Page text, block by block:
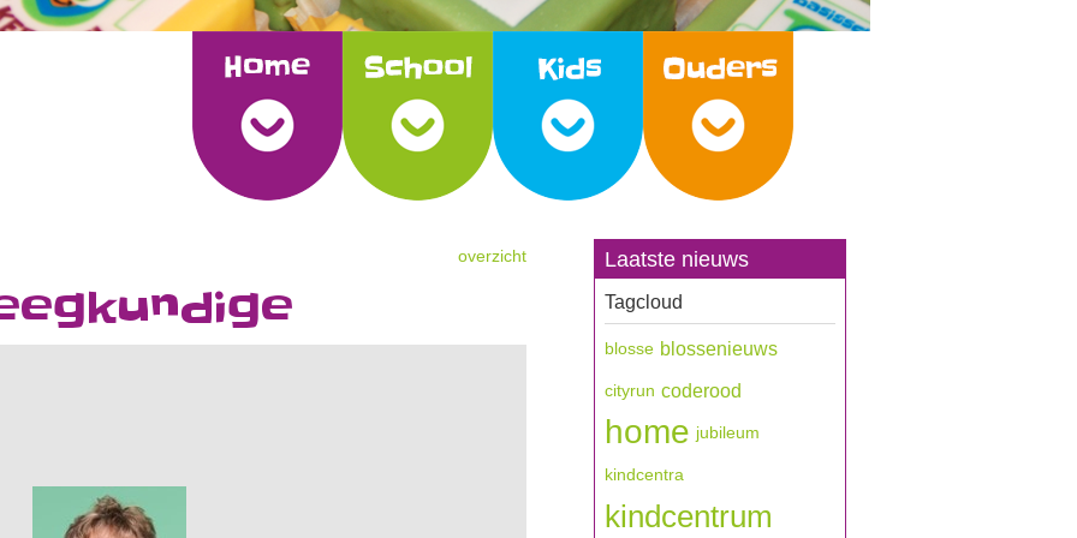
overzicht Laatste nieuws
Tagcloud
blosse blossenieuws
cityrun coderood
home jubileum
kindcentra
kindcentrum